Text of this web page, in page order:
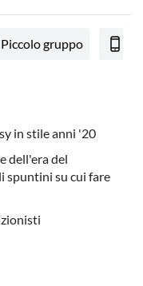
Piccolo gruppo
in stile anni '20
dell'era del
spuntini su cui fare